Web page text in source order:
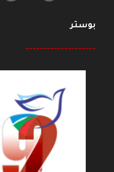
بوستر
--------------------